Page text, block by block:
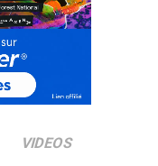
2007.
BOND
VIDEOS